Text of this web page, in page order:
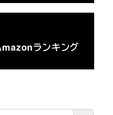
ランキング